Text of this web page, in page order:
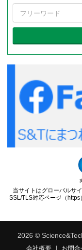
当サイトはグローバルサ
SSL/TLS対応ページ（https
2026 ©